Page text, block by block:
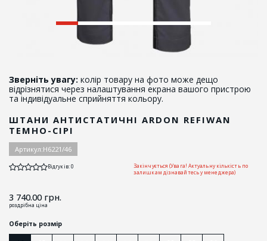
Зверніть увагу: колір товару на фото може дещо
відрізнятися через налаштування екрана вашого пристрою
та індивідуальне сприйняття кольору.
ШТАНИ АНТИСТАТИЧНІ ARDON REFIWAN
ТЕМНО-СІРІ
Артикул:H6221/46
Відгуків: 0
Закінчується (Увага! Актуальну кількість по
залишкам дізнавайтесь у менеджера)
3 740.00грн.
роздрібна ціна
Оберіть розмір